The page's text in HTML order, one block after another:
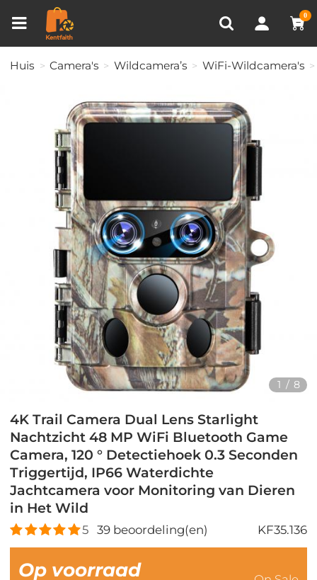
0
RECENT BEKEKEN
Huis Camera's Wildcamera’s WiFi-Wildcamera's
1 / 8
4K Trail Camera Dual Lens Starlight
Nachtzicht 48 MP WiFi Bluetooth Game
Camera, 120 ° Detectiehoek 0.3 Seconden
Triggertijd, IP66 Waterdichte
Jachtcamera voor Monitoring van Dieren
in Het Wild
5 39beoordeling(en) KF35.136
Op voorraad